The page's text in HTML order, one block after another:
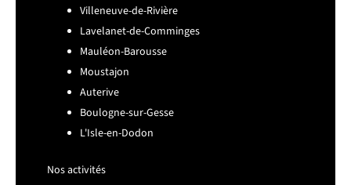
Villeneuve-de-Rivière
Lavelanet-de-Comminges
Mauléon-Barousse
Moustajon
Auterive
Boulogne-sur-Gesse
L'Isle-en-Dodon
Nos activités